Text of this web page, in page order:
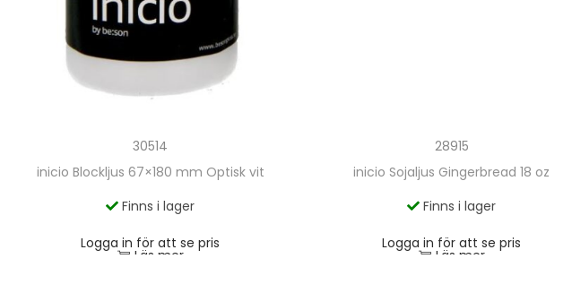
30514
inicio Blockljus 67×180 mm Optisk vit
Finns i lager
Logga in för att se pris
Läs mer
28915
inicio Sojaljus Gingerbread 18 oz
Finns i lager
Logga in för att se pris
Läs mer